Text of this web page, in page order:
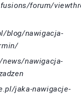
forum/
blog/nawigacja-
nawigacja-
jaka-nawigacje-